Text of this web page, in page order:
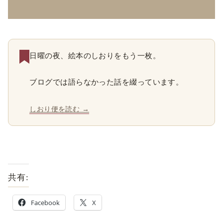
日曜の夜、絵本のしおりをもう一枚。
ブログでは語らなかった話を綴っています。
しおり便を読む →
共有:
Facebook X